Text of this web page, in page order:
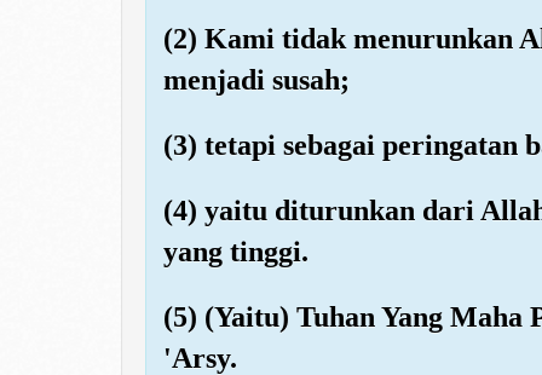
(2) Kami tidak menurunkan
menjadi susah;
(3) tetapi sebagai peringatan
(4) yaitu diturunkan dari
yang tinggi.
(5) (Yaitu) Tuhan Yang Maha
'Arsy.